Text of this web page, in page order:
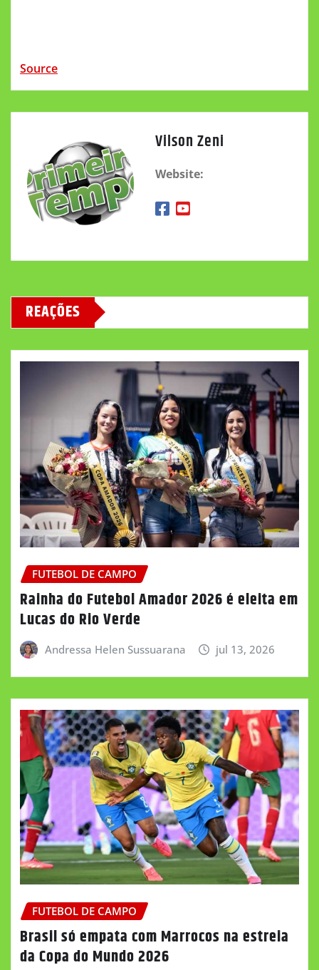
Source
Vilson Zeni
Website:
REAÇÕES
FUTEBOL DE CAMPO
Rainha do Futebol Amador 2026 é eleita em
Lucas do Rio Verde
Andressa Helen Sussuarana jul 13, 2026
FUTEBOL DE CAMPO
Brasil só empata com Marrocos na estreia
da Copa do Mundo 2026